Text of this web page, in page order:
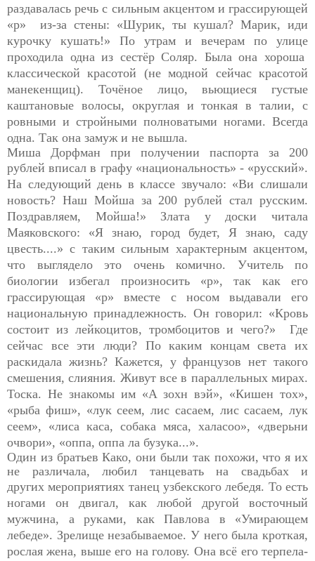
раздавалась речь с сильным акцентом и грассирующей
«р» из-за стены: «Шурик, ты кушал? Марик, иди
курочку кушать!» По утрам и вечерам по улице
проходила одна из сестёр Соляр. Была она хороша
классической красотой (не модной сейчас красотой
манекенщиц). Точёное лицо, вьющиеся густые
каштановые волосы, округлая и тонкая в талии, с
ровными и стройными полноватыми ногами. Всегда
одна. Так она замуж и не вышла.
Миша Дорфман при получении паспорта за 200
рублей вписалв графу «национальность» - «русский».
На следующий день в классе звучало: «Ви слишали
новость? Наш Мойша за 200 рублей стал русским.
Поздравляем, Мойша!» Злата у доски читала
Маяковского: «Я знаю, город будет, Я знаю, саду
цвесть....» с таким сильным характерным акцентом,
что выглядело это очень комично. Учитель по
биологии избегал произносить «р», так как его
грассирующая «р» вместе с носом выдавали его
национальную принадлежность. Он говорил: «Кровь
состоит из лейкоцитов, тромбоцитов и чего?» Где
сейчас все эти люди? По каким концам света их
раскидала жизнь? Кажется, у французов нет такого
смешения, слияния. Живут все в параллельных мирах.
Тоска. Не знакомы им «А зохн вэй», «Кишен тох»,
«рыба фиш», «лук сеем, лис сасаем, лис сасаем, лук
сеем», «лиса каса, собака мяса, халасоо», «дверьни
очвори», «оппа, оппа ла бузука...».
Один из братьев Како, они были так похожи, что я их
не различала, любил танцевать на свадьбах и
других мероприятиях танец узбекского лебедя. То есть
ногами он двигал, как любой другой восточный
мужчина, а руками, как Павлова в «Умирающем
лебеде». Зрелище незабываемое. У него была кроткая,
рослая жена, выше его на голову. Она всё его терпела-